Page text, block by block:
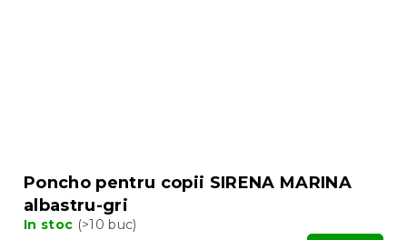
Poncho pentru copii SIRENA MARINA
albastru-gri
In stoc (>10 buc)